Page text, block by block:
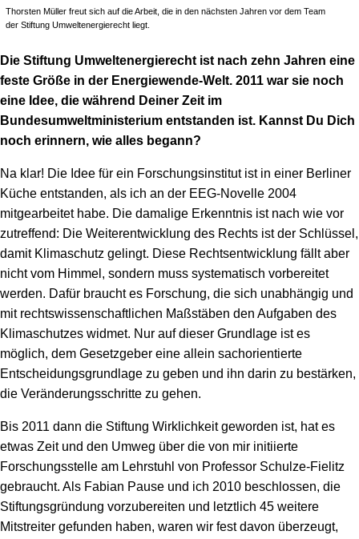
Thorsten Müller freut sich auf die Arbeit, die in den nächsten Jahren vor dem Team
der Stiftung Umweltenergierecht liegt.
Die Stiftung Umweltenergierecht ist nach zehn Jahren eine
feste Größe in der Energiewende-Welt. 2011 war sie noch
eine Idee, die während Deiner Zeit im
Bundesumweltministerium entstanden ist. Kannst Du Dich
noch erinnern, wie alles begann?
Na klar! Die Idee für ein Forschungsinstitut ist in einer Berliner
Küche entstanden, als ich an der EEG-Novelle 2004
mitgearbeitet habe. Die damalige Erkenntnis ist nach wie vor
zutreffend: Die Weiterentwicklung des Rechts ist der Schlüssel,
damit Klimaschutz gelingt. Diese Rechtsentwicklung fällt aber
nicht vom Himmel, sondern muss systematisch vorbereitet
werden. Dafür braucht es Forschung, die sich unabhängig und
mit rechtswissenschaftlichen Maßstäben den Aufgaben des
Klimaschutzes widmet. Nur auf dieser Grundlage ist es
möglich, dem Gesetzgeber eine allein sachorientierte
Entscheidungsgrundlage zu geben und ihn darin zu bestärken,
die Veränderungsschritte zu gehen.
Bis 2011 dann die Stiftung Wirklichkeit geworden ist, hat es
etwas Zeit und den Umweg über die von mir initiierte
Forschungsstelle am Lehrstuhl von Professor Schulze-Fielitz
gebraucht. Als Fabian Pause und ich 2010 beschlossen, die
Stiftungsgründung vorzubereiten und letztlich 45 weitere
Mitstreiter gefunden haben, waren wir fest davon überzeugt,